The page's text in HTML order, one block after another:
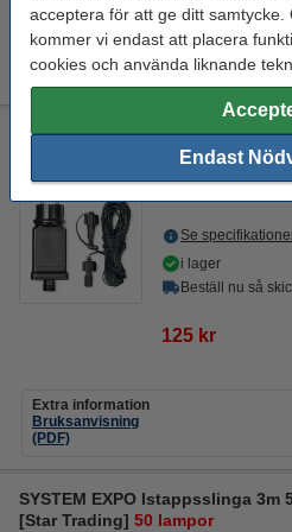
acceptera för att ge ditt samtycke.
kommer vi endast att placera
cookies och använda liknande
Endast
Extra information
Bruksanvisning
(PDF)
Nätadapter och
Se
i lager
Beställ nu så
125 kr
Extra information
Bruksanvisning
(PDF)
SYSTEM EXPO Istappsslinga 3m
[Star Trading] 50 lampor